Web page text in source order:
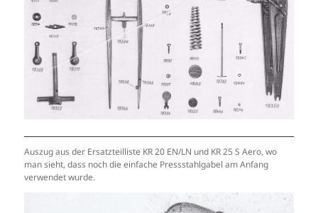
Auszug aus der Ersatzteilliste KR 20 EN/LN und KR 25 S Aero, wo
man sieht, dass noch die einfache Pressstahlgabel am Anfang
verwendet wurde.